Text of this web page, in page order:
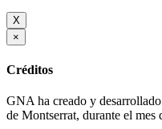
X
×
Créditos
GNA ha creado y
de Montserrat, durante el